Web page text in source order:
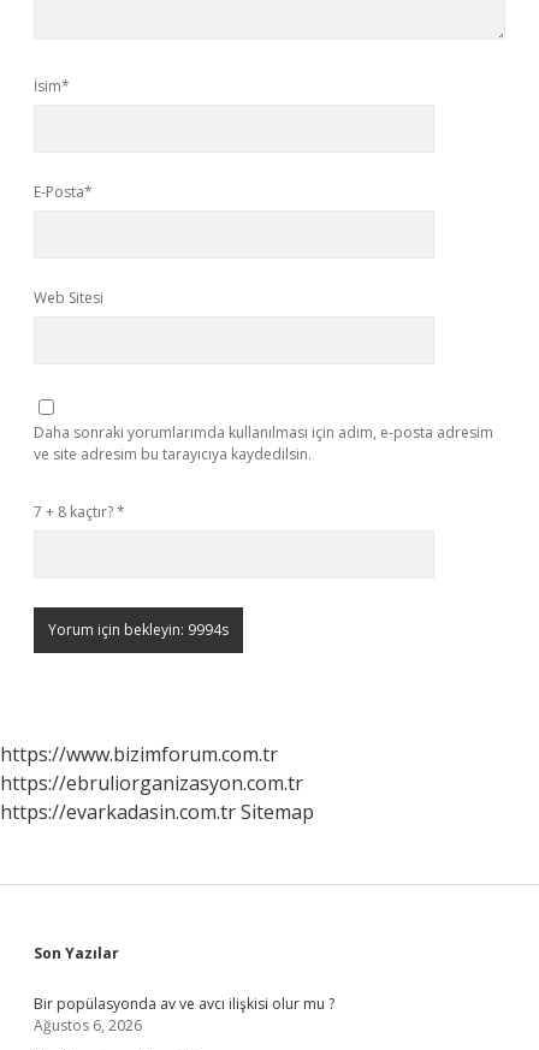
İsim*
E-Posta*
Web Sitesi
Daha sonraki yorumlarımda kullanılması için adım, e-posta adresim
ve site adresim bu tarayıcıya kaydedilsin.
7 + 8 kaçtır?*
https://www.bizimforum.com.tr
https://ebruliorganizasyon.com.tr
https://evarkadasin.com.trSitemap
Sidebar
Son Yazılar
Bir popülasyonda av ve avcı ilişkisi olur mu ?
Ağustos 6, 2026